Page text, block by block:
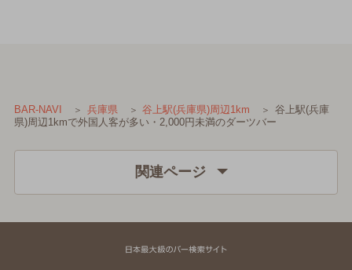
BAR-NAVI 兵庫県 谷上駅(兵庫県)周辺1km
谷上駅(兵庫
県)周辺1kmで外国人客が多い・2,000円未満のダーツバー
関連ページ